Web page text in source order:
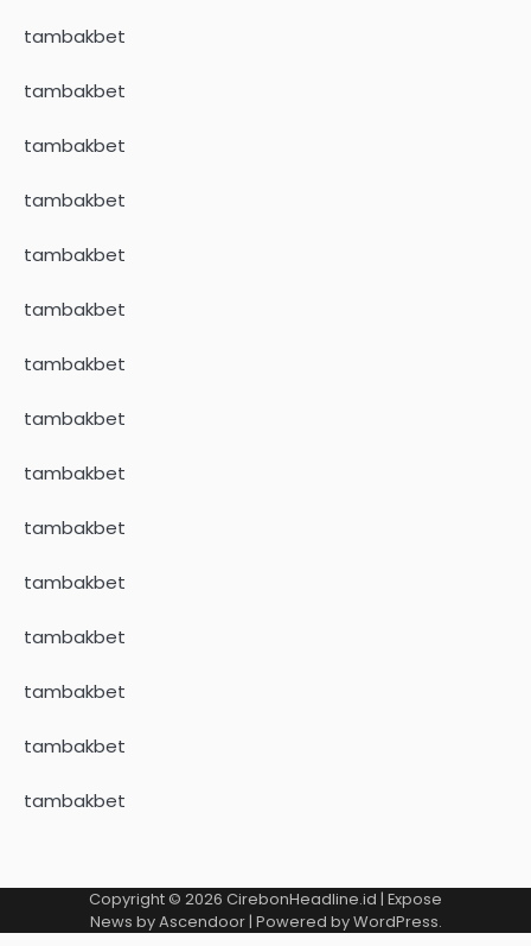
tambakbet
tambakbet
tambakbet
tambakbet
tambakbet
tambakbet
tambakbet
tambakbet
tambakbet
tambakbet
tambakbet
tambakbet
tambakbet
tambakbet
tambakbet
Copyright © 2026 CirebonHeadline.id | Expose
News byAscendoor| Powered byWordPress.